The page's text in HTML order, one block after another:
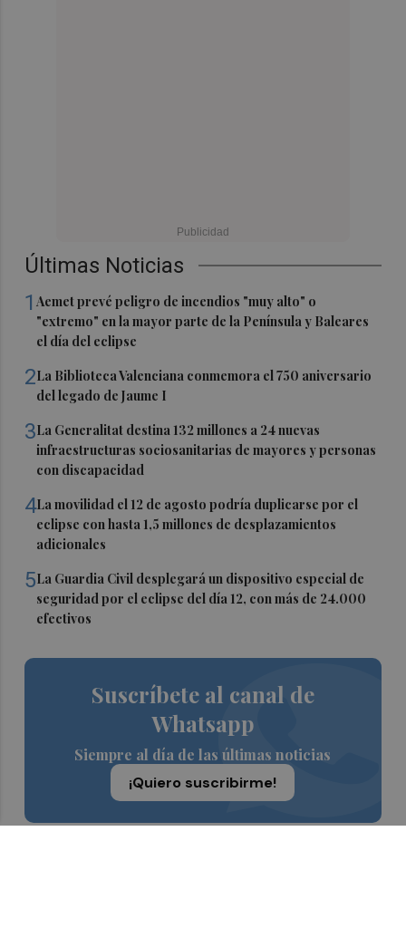
Últimas Noticias
1Aemet prevé peligro de incendios "muy alto" o
"extremo" en la mayor parte de la Península y Baleares
el día del eclipse
2La Biblioteca Valenciana conmemora el 750 aniversario
del legado de Jaume I
3La Generalitat destina 132 millones a 24 nuevas
infraestructuras sociosanitarias de mayores y personas
con discapacidad
4La movilidad el 12 de agosto podría duplicarse por el
eclipse con hasta 1,5 millones de desplazamientos
adicionales
5La Guardia Civil desplegará un dispositivo especial de
seguridad por el eclipse del día 12, con más de 24.000
efectivos
Suscríbete al canal de
Whatsapp
Siempre al día de las últimas noticias
¡Quiero suscribirme!